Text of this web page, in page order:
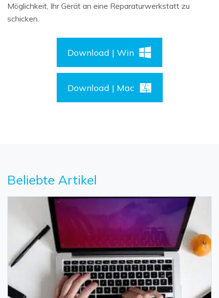
Möglichkeit, Ihr Gerät an eine Reparaturwerkstatt zu
schicken.
Download | Win
Download | Mac
Beliebte Artikel